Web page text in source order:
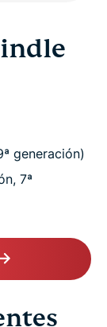
generación)
7ª